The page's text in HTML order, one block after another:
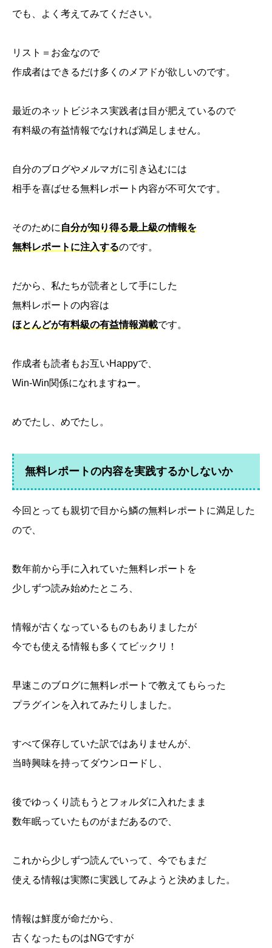
でも、よく考えてみてください。
リスト＝お金なので
作成者はできるだけ多くのメアドが欲しいのです。
最近のネットビジネス実践者は目が肥えているので
有料級の有益情報でなければ満足しません。
自分のブログやメルマガに引き込むには
相手を喜ばせる無料レポート内容が不可欠です。
そのために 自分が知り得る最上級の情報を
無料レポートに注入するのです。
だから、私たちが読者として手にした
無料レポートの内容は
ほとんどが有料級の有益情報満載です。
作成者も読者もお互いHappyで、
Win-Win関係になれますねー。
めでたし、めでたし。
無料レポートの内容を実践するかしないか
今回とっても親切で目から鱗の無料レポートに満足した
ので、
数年前から手に入れていた無料レポートを
少しずつ読み始めたところ、
情報が古くなっているものもありましたが
今でも使える情報も多くてビックリ！
早速このブログに無料レポートで教えてもらった
プラグインを入れてみたりしました。
すべて保存していた訳ではありませんが、
当時興味を持ってダウンロードし、
後でゆっくり読もうとフォルダに入れたまま
数年眠っていたものがまだあるので、
これから少しずつ読んでいって、今でもまだ
使える情報は実際に実践してみようと決めました。
情報は鮮度が命だから、
古くなったものはNGですが